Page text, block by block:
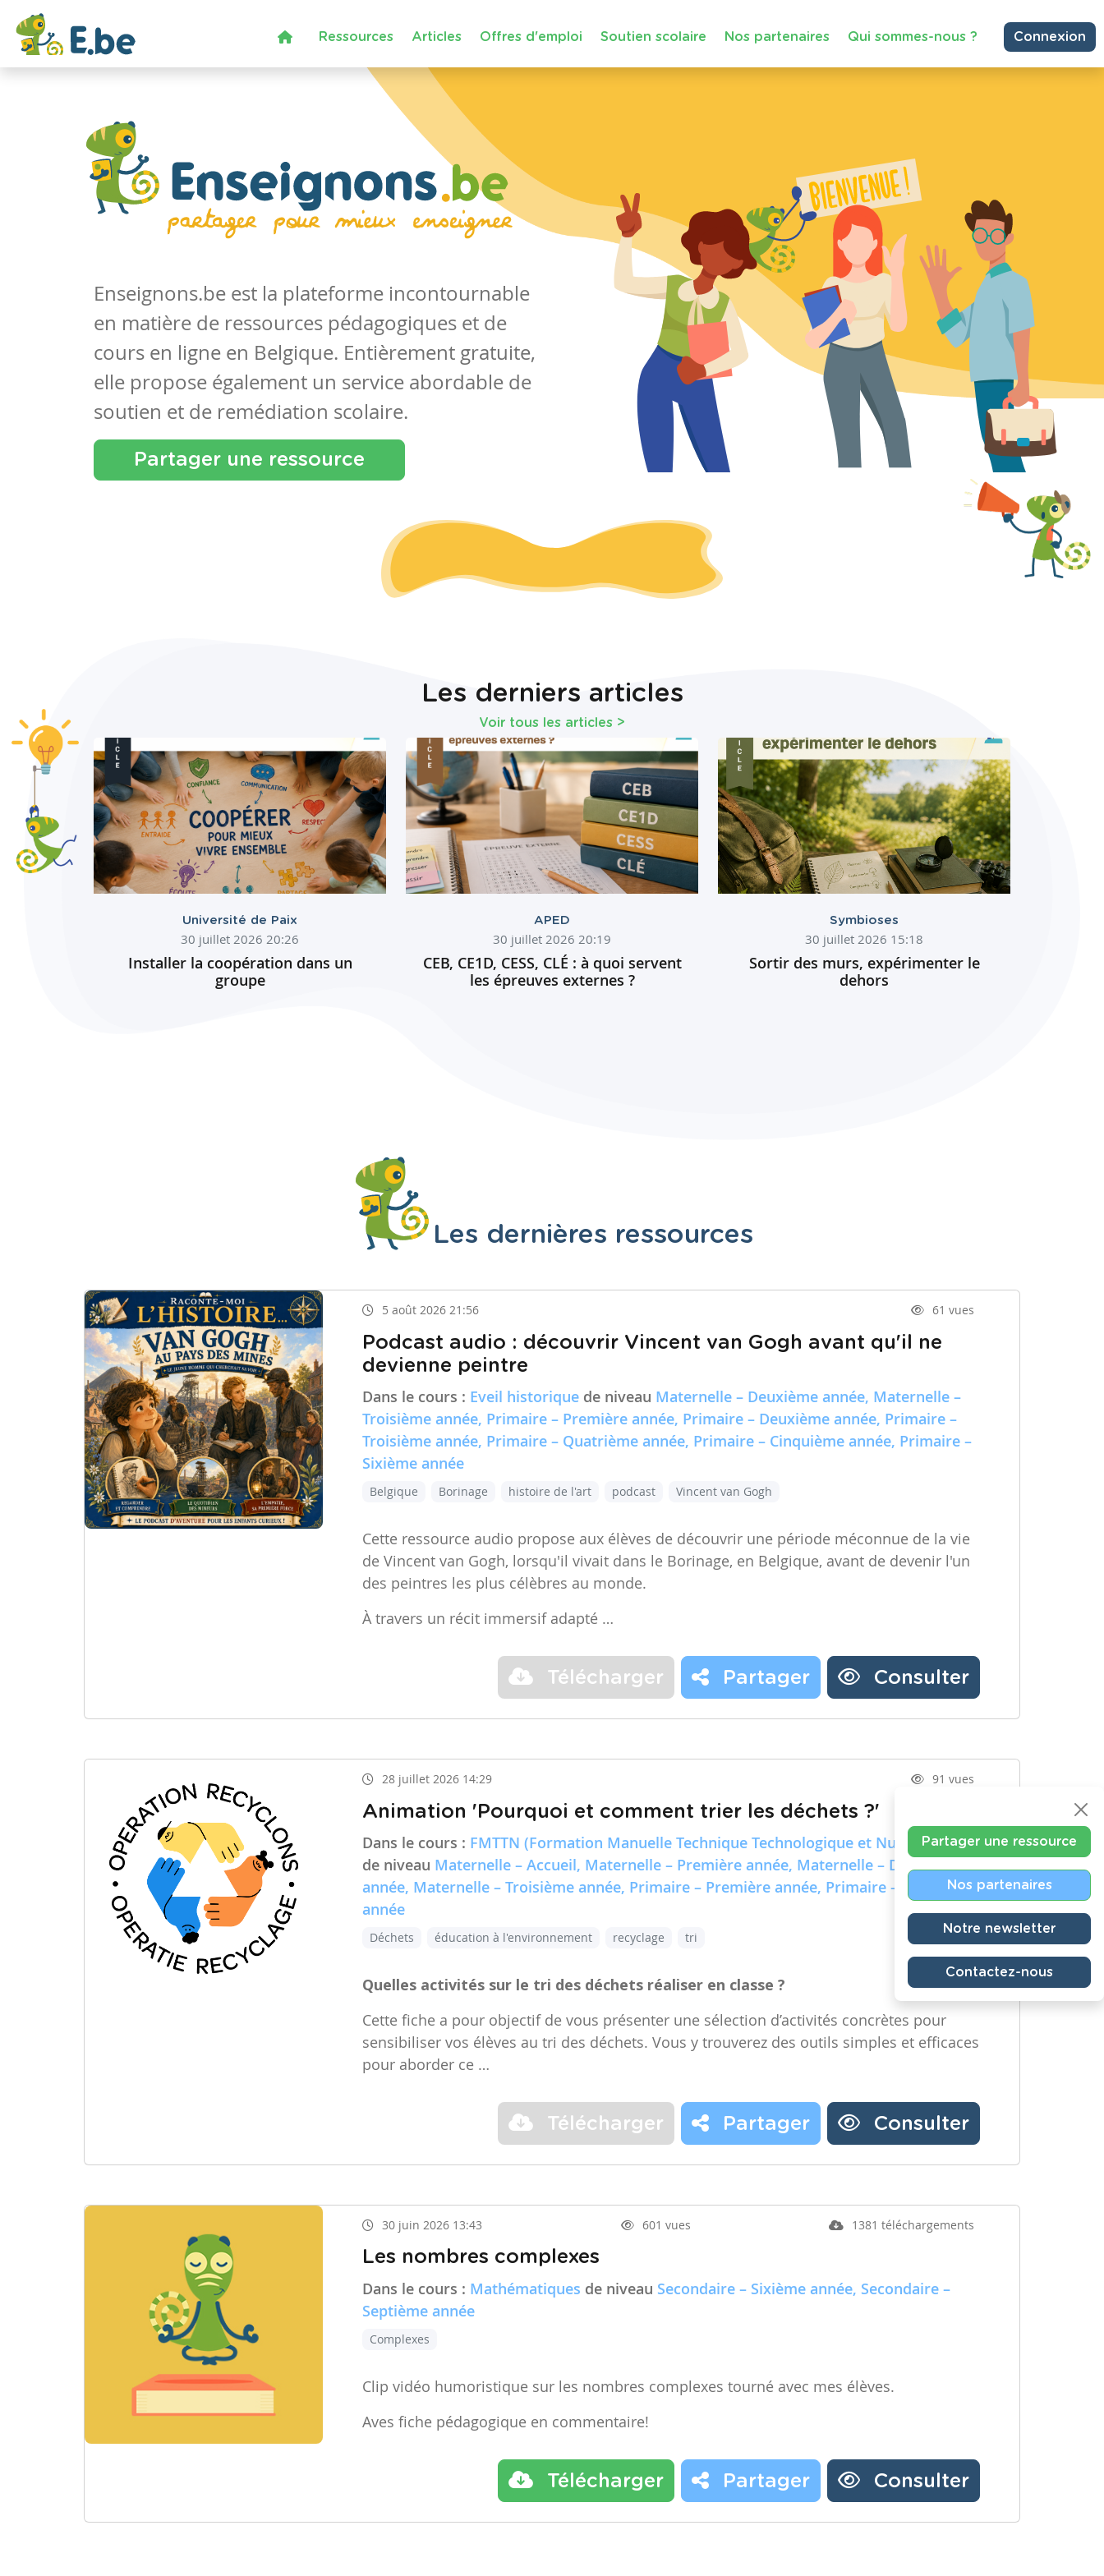
Ressources Articles Offres d'emploi Soutien scolaire Nos partenaires Qui sommes-nous ? Connexion
Enseignons.be est la plateforme incontournable
en matière de ressources pédagogiques et de
cours en ligne en Belgique. Entièrement gratuite,
elle propose également un service abordable de
soutien et de remédiation scolaire.
Partager une ressource
Les derniers articles
Voir tous les articles >
Université de Paix
30 juillet 2026 20:26
Installer la coopération dans un
groupe
APED
30 juillet 2026 20:19
CEB, CE1D, CESS, CLÉ : à quoi servent
les épreuves externes ?
Symbioses
30 juillet 2026 15:18
Sortir des murs, expérimenter le
dehors
Les dernières ressources
5 août 2026 21:56 61 vues
Podcast audio : découvrir Vincent van Gogh avant qu'il ne
devienne peintre
Dans le cours : Eveil historique de niveau Maternelle – Deuxième année, Maternelle –
Troisième année, Primaire – Première année, Primaire – Deuxième année, Primaire –
Troisième année, Primaire – Quatrième année, Primaire – Cinquième année, Primaire –
Sixième année
Belgique Borinage histoire de l'art podcast Vincent van Gogh
Cette ressource audio propose aux élèves de découvrir une période méconnue de la vie
de Vincent van Gogh, lorsqu'il vivait dans le Borinage, en Belgique, avant de devenir l'un
des peintres les plus célèbres au monde.
À travers un récit immersif adapté …
Télécharger Partager Consulter
28 juillet 2026 14:29 91 vues
Animation 'Pourquoi et comment trier les déchets ?'
Dans le cours : FMTTN (Formation Manuelle Technique Technologique et Numérique)
de niveau Maternelle – Accueil, Maternelle – Première année, Maternelle – Deuxième
année, Maternelle – Troisième année, Primaire – Première année, Primaire – Deuxième
année
Déchets éducation à l'environnement recyclage tri
Quelles activités sur le tri des déchets réaliser en classe ?
Cette fiche a pour objectif de vous présenter une sélection d’activités concrètes pour
sensibiliser vos élèves au tri des déchets. Vous y trouverez des outils simples et efficaces
pour aborder ce …
Télécharger Partager Consulter
30 juin 2026 13:43 601 vues 1381 téléchargements
Les nombres complexes
Dans le cours : Mathématiques de niveau Secondaire – Sixième année, Secondaire –
Septième année
Complexes
Clip vidéo humoristique sur les nombres complexes tourné avec mes élèves.
Aves fiche pédagogique en commentaire!
Télécharger Partager Consulter
Partager une ressource
Nos partenaires
Notre newsletter
Contactez-nous